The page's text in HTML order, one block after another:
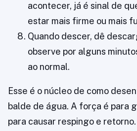
acontecer, já é sinal de
estar mais firme ou mais
Quando descer, dê
observe por alguns
ao normal.
Esse é o núcleo de como
balde de água. A força é para
para causar respingo e